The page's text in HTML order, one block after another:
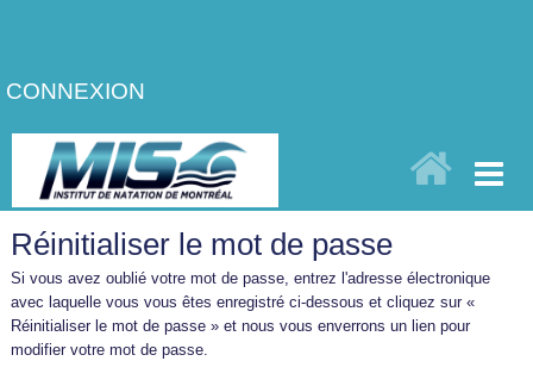
CONNEXION
Réinitialiser le mot de passe
Si vous avez oublié votre mot de passe, entrez l'adresse électronique
avec laquelle vous vous êtes enregistré ci-dessous et cliquez sur «
Réinitialiser le mot de passe » et nous vous enverrons un lien pour
modifier votre mot de passe.